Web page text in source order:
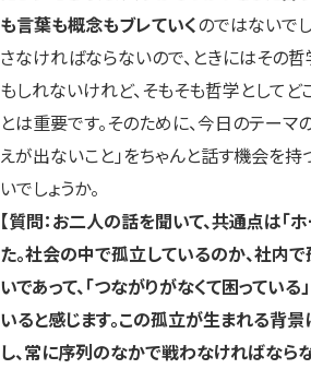
も言葉も概念もブレていくのではないで
さなければならないので、ときにはその
もしれないけれど、そもそも哲学として
とは重要です。そのために、今日のテーマ
えが出ないこと」をちゃんと話す機会を
いでしょうか。
【質問：お二人の話を聞いて、共通点は「
た。社会の中で孤立しているのか、社内
いであって、「つながりがなくて困ってい
いると感じます。この孤立が生まれる背
し、常に序列のなかで戦わなければなら